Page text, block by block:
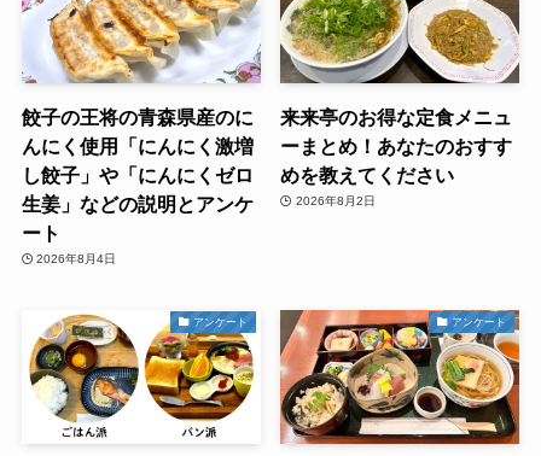
餃子の王将の青森県産のに
んにく使用「にんにく激増
し餃子」や「にんにくゼロ
生姜」などの説明とアンケ
ート
2026年8月4日
来来亭のお得な定食メニュ
ーまとめ！あなたのおすす
めを教えてください
2026年8月2日
アンケート アンケート